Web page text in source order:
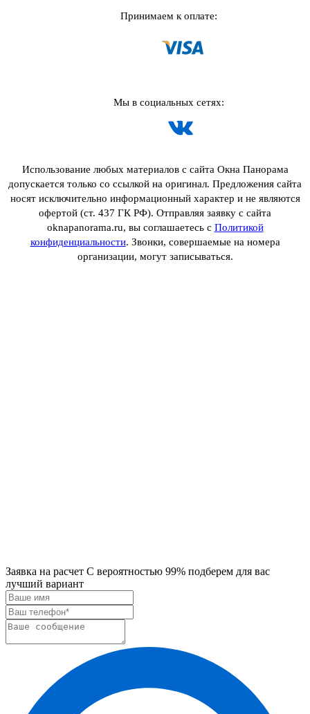
Принимаем к оплате:
Мы в социальных сетях:
Использование любых материалов с сайта Окна Панорама
допускается только со ссылкой на оригинал. Предложения сайта
носят исключительно информационный характер и не являются
офертой (ст. 437 ГК РФ). Отправляя заявку с сайта
oknapanorama.ru, вы соглашаетесь с Политикой
конфиденциальности. Звонки, совершаемые на номера
организации, могут записываться.
Заявка на расчет С вероятностью 99% подберем для вас
лучший вариант